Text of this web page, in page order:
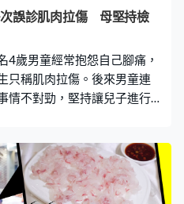
，腸套疊是指一段腸道套進
童，約有 75%發生於零至兩
誤診肌肉拉傷 母堅持檢
4歲男童經常抱怨自己腳痛，
只稱肌肉拉傷。後來男童連
情不對勁，堅持讓兒子進行
Stairs）曾多次向媽媽透
醫都被診斷為肌肉拉傷，
見好轉，更開始行動緩慢，